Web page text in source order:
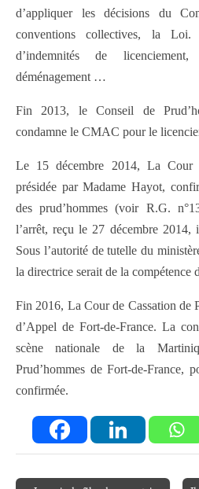
d’appliquer les décisions du
conventions collectives, la
d’indemnités de
déménagement …
Fin 2013, le Conseil de
condamne le CMAC pour le
Le 15 décembre 2014, La Cour
présidée par Madame Hayot,
des prud’hommes (voir R.G.
l’arrêt, reçu le 27 décembre 2014,
Sous l’autorité de tutelle du
la directrice serait de la compétence
Fin 2016, La Cour de Cassation de
d’Appel de Fort-de-France. La
scène nationale de la
Prud’hommes de Fort-de-France,
confirmée.